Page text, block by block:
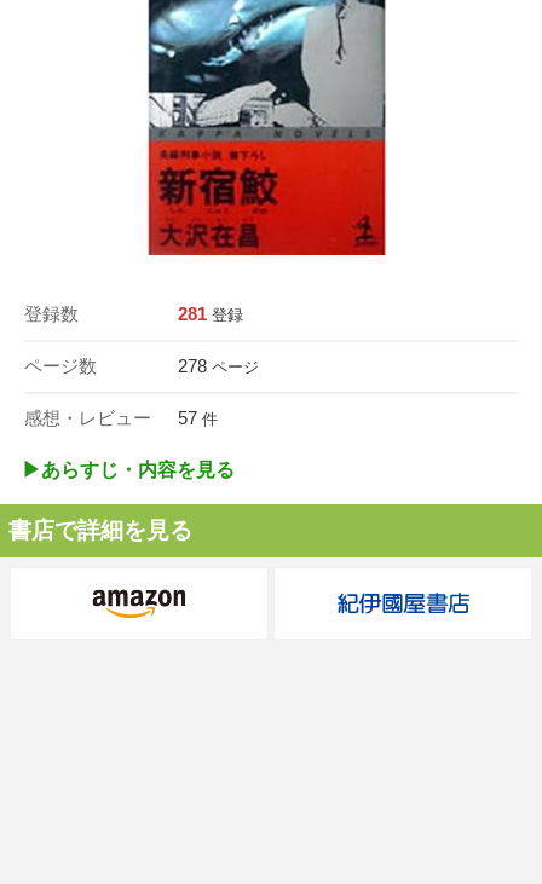
登録数 281 登録
ページ数 278 ページ
感想・レビュー 57 件
▶︎あらすじ・内容を見る
書店で詳細を見る